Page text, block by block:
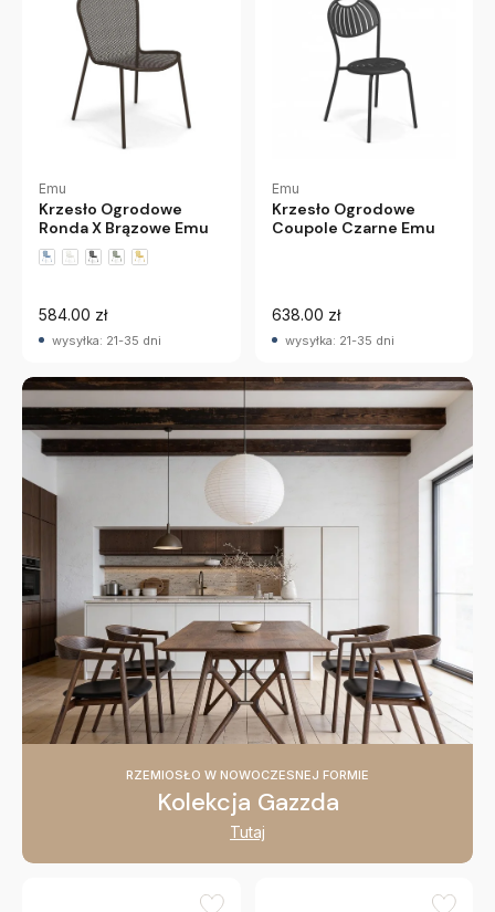
Emu
Krzesło Ogrodowe
Ronda X Brązowe Emu
584.00 zł
wysyłka: 21-35 dni
RZEMIOSŁO W NOWOCZESNEJ FORMIE
Kolekcja Gazzda
Tutaj
Emu
Krzesło Ogrodowe
Coupole Czarne Emu
638.00 zł
wysyłka: 21-35 dni